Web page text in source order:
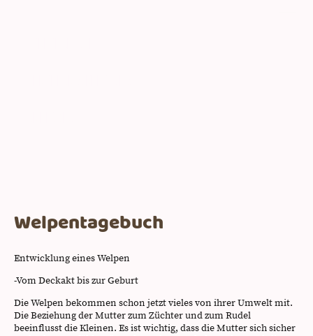
Welpentagebuch
Entwicklung eines Welpen
-Vom Deckakt bis zur Geburt
Die Welpen bekommen schon jetzt vieles von ihrer Umwelt mit.
Die Beziehung der Mutter zum Züchter und zum Rudel
beeinflusst die Kleinen. Es ist wichtig, dass die Mutter sich sicher